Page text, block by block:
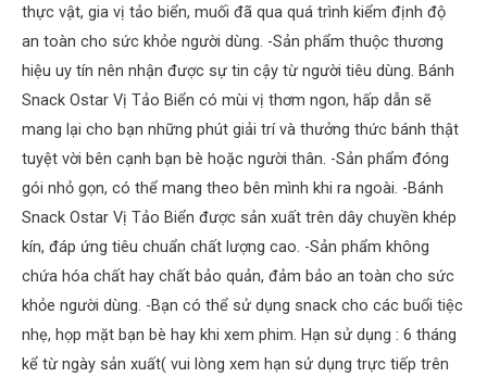
thực vật, gia vị tảo biển, muối đã qua quá trình kiểm định độ
an toàn cho sức khỏe người dùng. -Sản phẩm thuộc thương
hiệu uy tín nên nhận được sự tin cậy từ người tiêu dùng. Bánh
Snack Ostar Vị Tảo Biển có mùi vị thơm ngon, hấp dẫn sẽ
mang lại cho bạn những phút giải trí và thưởng thức bánh thật
tuyệt vời bên cạnh bạn bè hoặc người thân. -Sản phẩm đóng
gói nhỏ gọn, có thể mang theo bên mình khi ra ngoài. -Bánh
Snack Ostar Vị Tảo Biển được sản xuất trên dây chuyền khép
kín, đáp ứng tiêu chuẩn chất lượng cao. -Sản phẩm không
chứa hóa chất hay chất bảo quản, đảm bảo an toàn cho sức
khỏe người dùng. -Bạn có thể sử dụng snack cho các buổi tiệc
nhẹ, họp mặt bạn bè hay khi xem phim. Hạn sử dụng : 6 tháng
kể từ ngày sản xuất( vui lòng xem hạn sử dụng trực tiếp trên